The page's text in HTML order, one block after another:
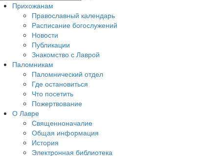
Прихожанам
Православный календарь
Расписание богослужений
Новости
Публикации
Знакомство с Лаврой
Паломникам
Паломнический отдел
Где остановиться
Что посетить
Пожертвование
О Лавре
Священноначалие
Общая информация
История
Электронная библиотека